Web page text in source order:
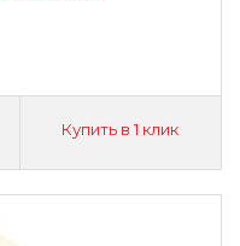
Купить в 1 клик